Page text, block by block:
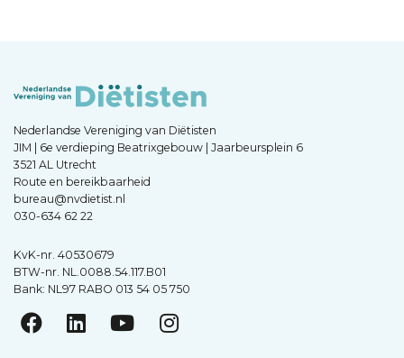
Nederlandse Vereniging van Diëtisten
JIM | 6e verdieping Beatrixgebouw | Jaarbeursplein 6
3521 AL Utrecht
Route en bereikbaarheid
bureau@nvdietist.nl
030-634 62 22
KvK-nr. 40530679
BTW-nr. NL.0088.54.117.B01
Bank: NL97 RABO 013 54 05 750